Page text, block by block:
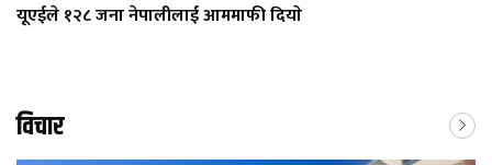
यूएईले १२८ जना नेपालीलाई आममाफी दियाे
विचार